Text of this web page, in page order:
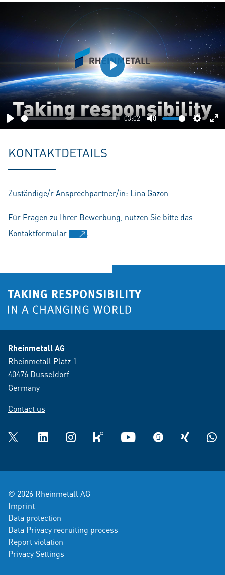
Play
03:02
Mute
Play
KONTAKTDETAILS
Zuständige/r Ansprechpartner/in: Lina Gazon
Für Fragen zu Ihrer Bewerbung, nutzen Sie bitte das
Kontaktformular
.
Rheinmetall AG
Rheinmetall Platz 1
40476 Dusseldorf
Germany
Contact us
Twitter LinkedInInstagramkununu YouTube glassdoorXING
© 2026 Rheinmetall AG
Imprint
Data protection
Data Privacy recruiting process
Report violation
Privacy Settings